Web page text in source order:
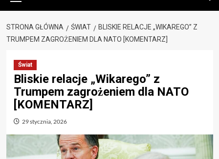
STRONA GŁÓWNA ŚWIAT
BLISKIE RELACJE „WIKAREGO” Z
TRUMPEM ZAGROŻENIEM DLA NATO [KOMENTARZ]
Świat
Bliskie relacje „Wikarego” z
Trumpem zagrożeniem dla NATO
[KOMENTARZ]
29 stycznia, 2026